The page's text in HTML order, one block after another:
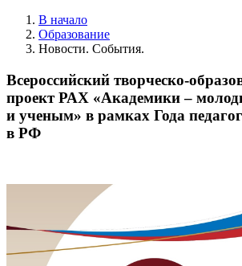
В начало
Образование
Новости. События.
Всероссийский творческо-
проект РАХ «Академики –
и ученым» в рамках Года
в РФ